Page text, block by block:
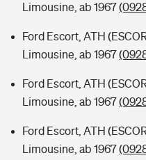
Kinderunfall-Check: Mehr
Typklassen: So ist Ihr Auto
Sie haben Fragen?
Limousine, ab 1967
Ford Escort, ATH
Limousine, ab 1967
Ford Escort, ATH
Limousine, ab 1967
Ford Escort, ATH
Limousine, ab 1967